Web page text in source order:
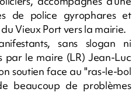
de police gyrophares et
Vieux Port vers la mairie.
sans slogan ni
par le maire (LR) Jean-Luc
soutien face au "ras-le-bol
beaucoup de problèmes